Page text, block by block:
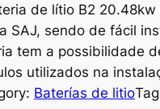
de lítio B2
SAJ, sendo de fácil
tem a possibilidade
utilizados na
Baterías de litio